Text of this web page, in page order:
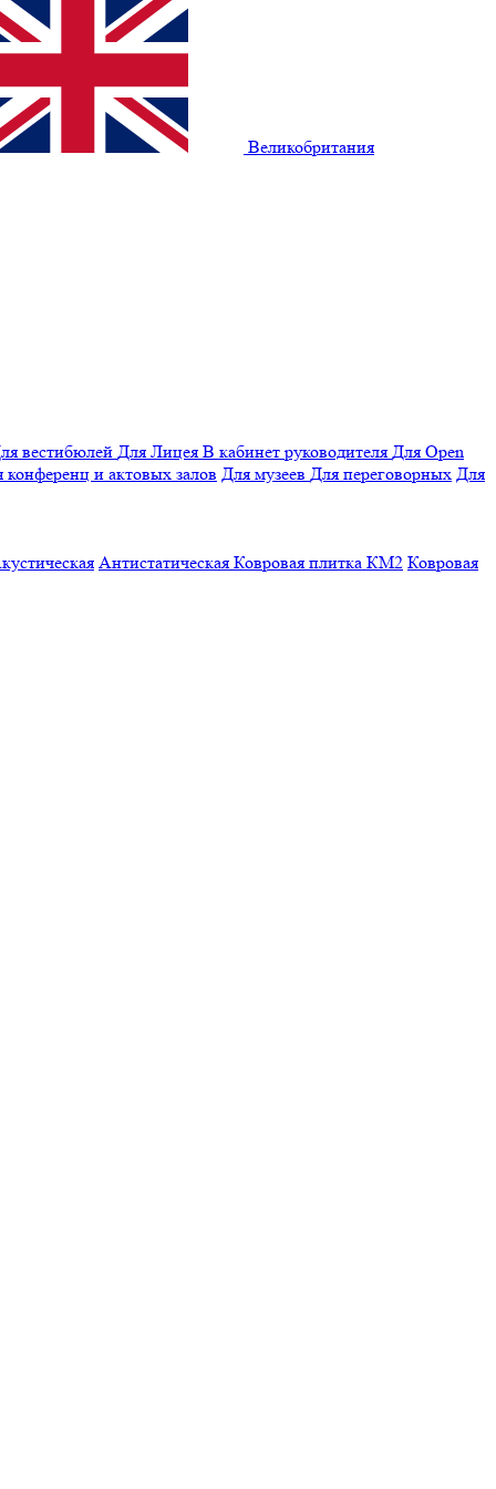
Великобритания
вестибюлей Для Лицея В кабинет руководителя Для Open
конференц и актовых залов Для музеев Для переговорных Для
Антистатическая Ковровая плитка КМ2 Ковровая